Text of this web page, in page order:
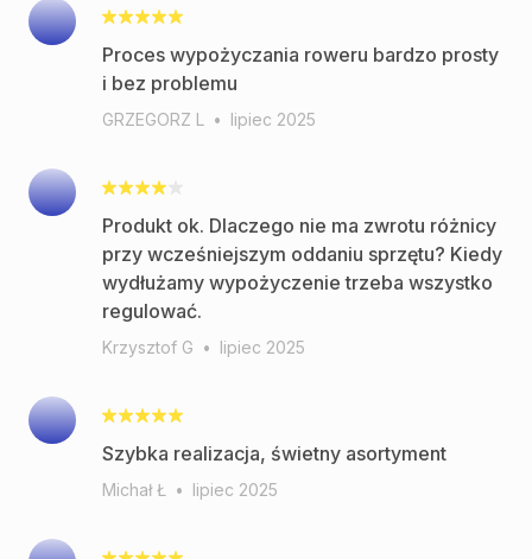
Proces wypożyczania roweru bardzo prosty
i bez problemu
GRZEGORZ L • lipiec 2025
Produkt ok. Dlaczego nie ma zwrotu różnicy
przy wcześniejszym oddaniu sprzętu? Kiedy
wydłużamy wypożyczenie trzeba wszystko
regulować.
Krzysztof G • lipiec 2025
Szybka realizacja, świetny asortyment
Michał Ł • lipiec 2025